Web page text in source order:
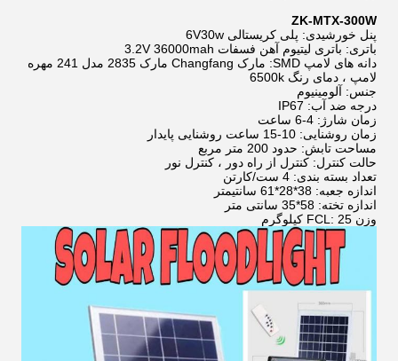
ZK-MTX-300W
پنل خورشیدی: پلی کریستالی 6V30w
باتری: باتری لیتیوم آهن فسفات 3.2V 36000mah
دانه های لامپ SMD: مارک Changfang مارک 2835 مدل 241 مهره
لامپ ، دمای رنگ 6500k
جنس: آلومینیوم
درجه ضد آب: IP67
زمان شارژ: 4-6 ساعت
زمان روشنایی: 10-15 ساعت روشنایی پایدار
مساحت تابش: حدود 200 متر مربع
حالت کنترل: کنترل از راه دور ، کنترل نور
تعداد بسته بندی: 4 ست/کارتن
اندازه جعبه: 38*28*61 سانتیمتر
اندازه تخته: 58*35 سانتی متر
وزن FCL: 25 کیلوگرم